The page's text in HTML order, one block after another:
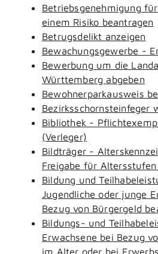
Betriebsgenehmigung
einem Risiko beantragen
Betrugsdelikt anzeigen
Bewachungsgewerbe -
Bewerbung um die
Württemberg abgeben
Bewohnerparkausweis
Bezirksschornsteinfeger
Bibliothek -
(Verleger)
Bildträger -
Freigabe für
Bildung und
Jugendliche oder junge
Bezug von Bürgergeld
Bildungs- und
Erwachsene bei Bezug
im Alter oder bei